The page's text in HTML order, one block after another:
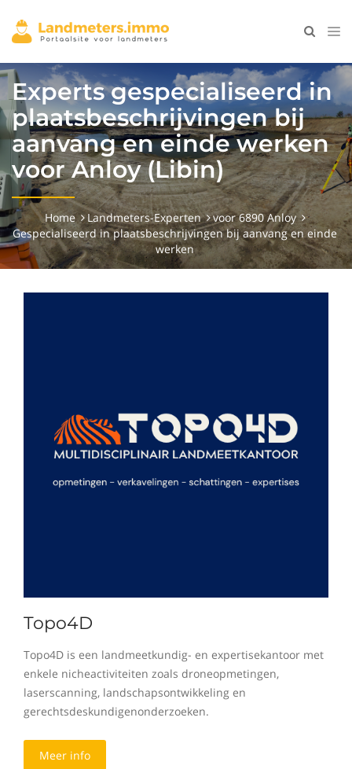
Experts gespecialiseerd in
plaatsbeschrijvingen bij
aanvang en einde werken
voor Anloy (Libin)
Home Landmeters-Experten
voor 6890 Anloy
Gespecialiseerd in plaatsbeschrijvingen bij aanvang en einde
werken
Topo4D
Topo4D is een landmeetkundig- en expertisekantoor met
enkele nicheactiviteiten zoals droneopmetingen,
laserscanning, landschapsontwikkeling en
gerechtsdeskundigenonderzoeken.
Meer info